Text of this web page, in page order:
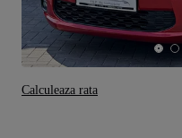
Calculeaza rata